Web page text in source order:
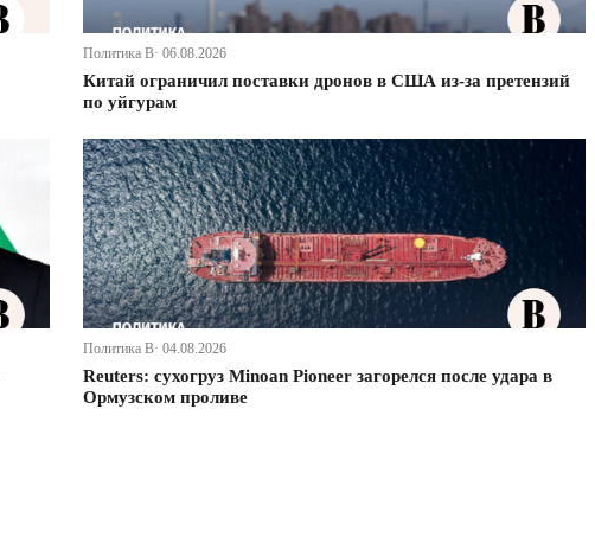
Политика В· 06.08.2026
Китай ограничил поставки дронов в США из-за претензий
по уйгурам
Политика В· 04.08.2026
Reuters: сухогруз Minoan Pioneer загорелся после удара в
Ормузском проливе